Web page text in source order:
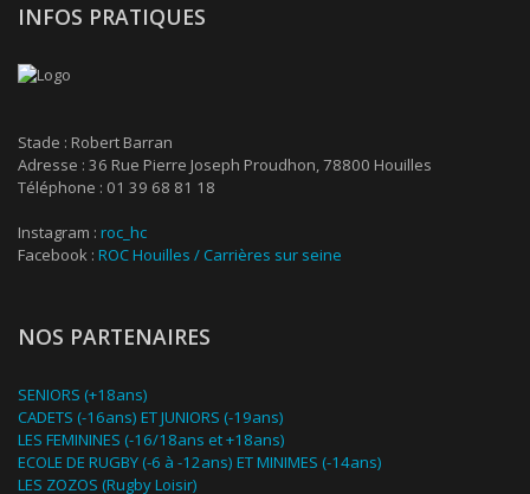
INFOS PRATIQUES
Stade : Robert Barran
Adresse : 36 Rue Pierre Joseph Proudhon, 78800 Houilles
Téléphone : 01 39 68 81 18
Instagram : roc_hc
Facebook : ROC Houilles / Carrières sur seine
NOS PARTENAIRES
SENIORS (+18ans)
CADETS (-16ans) ET JUNIORS (-19ans)
LES FEMININES (-16/18ans et +18ans)
ECOLE DE RUGBY (-6 à -12ans) ET MINIMES (-14ans)
LES ZOZOS (Rugby Loisir)